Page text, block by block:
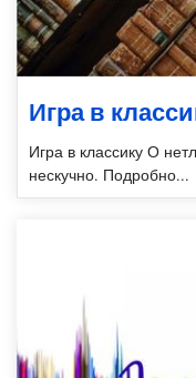
Игра в
Игра в классику О
нескучно. Подробно...